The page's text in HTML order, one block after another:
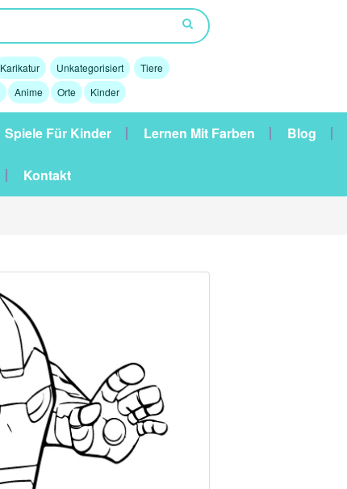
Karikatur Unkategorisiert
Tiere
Anime Orte Kinder
Spiele Für Kinder Lernen Mit Farben Blog
Kontakt